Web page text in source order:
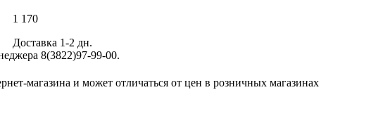
1 170
Доставка 1-2 дн.
8(3822)97-99-00.
магазина и может отличаться от цен в розничных магазинах